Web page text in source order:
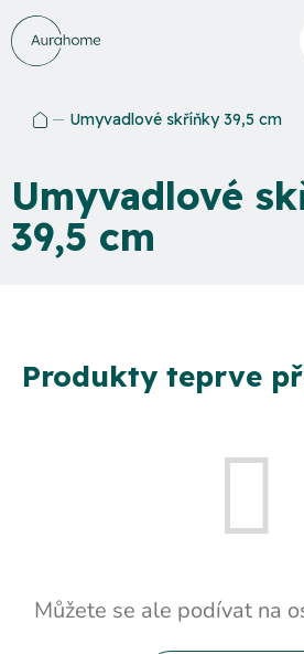
Přejít
na
obsah
Umyvadlové skříňky 39,5 cm
Umyvadlové
39,5 cm
Produkty teprve
Můžete se ale podívat na